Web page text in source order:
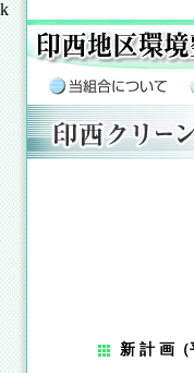
k
新 計 画（